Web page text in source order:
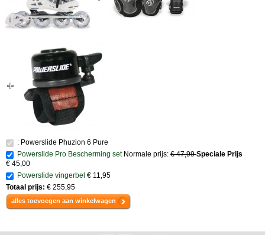
: Powerslide Phuzion 6 Pure
Powerslide Pro Bescherming set Normale prijs: € 47,99Speciale Prijs
€ 45,00
Powerslide vingerbel € 11,95
Totaal prijs: € 255,95
alles toevoegen aan winkelwagen